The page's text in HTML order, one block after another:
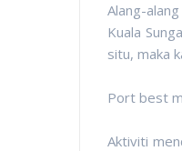
Alang-
Kuala
situ, maka
Port best
Aktiviti